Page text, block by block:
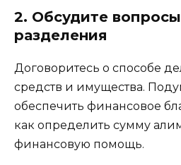
2. Обсудите
разделения
Договоритесь о способе
средств и имущества.
обеспечить финансовое
как определить сумму
финансовую помощь.